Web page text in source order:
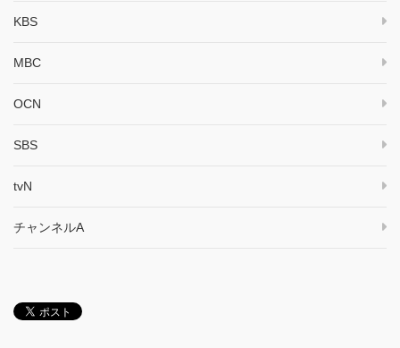
KBS
MBC
OCN
SBS
tvN
チャンネルA